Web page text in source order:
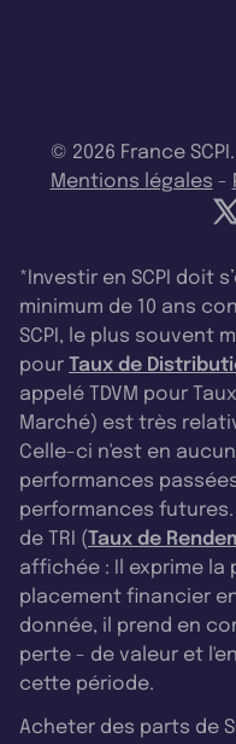
© 2026 France
Mentions légales -
*Investir en SCPI doit
minimum de 10 ans
SCPI, le plus souvent
pour Taux de
appelé TDVM pour
Marché) est très
Celle-ci n'est en
performances
performances futures.
de TRI (Taux de
affichée : Il exprime la
placement financier
donnée, il prend en
perte - de valeur et
cette période.
Acheter des parts de